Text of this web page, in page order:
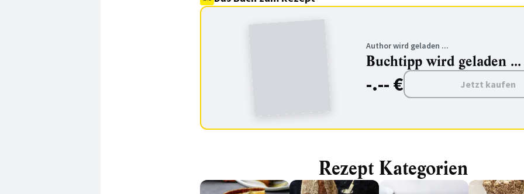
Author wird geladen ...
Buchtipp wird geladen ...
-.-- € Jetzt kaufen
Rezept Kategorien